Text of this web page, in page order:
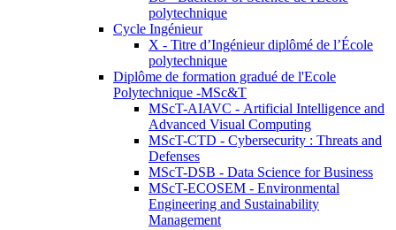
polytechnique
Cycle Ingénieur
X - Titre d’Ingénieur diplômé de l’École
polytechnique
Diplôme de formation gradué de l'Ecole
Polytechnique -MSc&T
MScT-AIAVC - Artificial Intelligence and
Advanced Visual Computing
MScT-CTD - Cybersecurity : Threats and
Defenses
MScT-DSB - Data Science for Business
MScT-ECOSEM - Environmental
Engineering and Sustainability
Management